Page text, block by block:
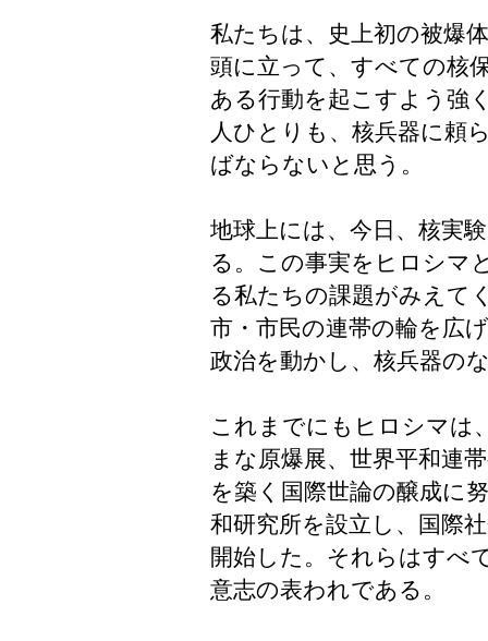
私たちは、史上初の被爆
頭に立って、すべての核
ある行動を起こすよう強
人ひとりも、核兵器に頼
ばならないと思う。
地球上には、今日、核実
る。この事実をヒロシマ
る私たちの課題がみえて
市・市民の連帯の輪を広
政治を動かし、核兵器の
これまでにもヒロシマは
まな原爆展、世界平和連
を築く国際世論の醸成に
和研究所を設立し、国際
開始した。それらはすべ
意志の表われである。